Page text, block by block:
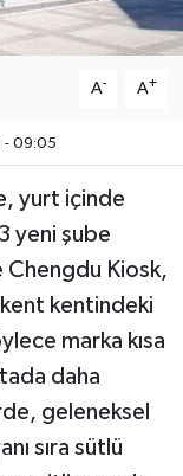
A- A+
- 09:05
yurt içinde
yeni şube
Chengdu Kiosk,
kentindeki
marka kısa
daha
geleneksel
sıra sütlü